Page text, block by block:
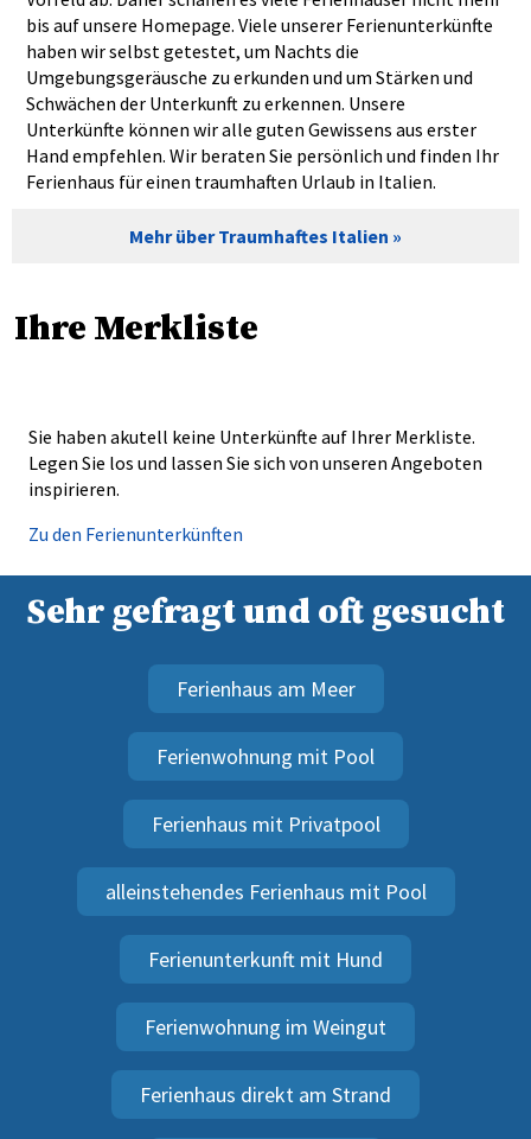
bis auf unsere Homepage. Viele unserer Ferienunterkünfte
haben wir selbst getestet, um Nachts die
Umgebungsgeräusche zu erkunden und um Stärken und
Schwächen der Unterkunft zu erkennen. Unsere
Unterkünfte können wir alle guten Gewissens aus erster
Hand empfehlen. Wir beraten Sie persönlich und finden Ihr
Ferienhaus für einen traumhaften Urlaub in Italien.
Mehr über Traumhaftes Italien
Ihre Merkliste
Sie haben akutell keine Unterkünfte auf Ihrer Merkliste.
Legen Sie los und lassen Sie sich von unseren Angeboten
inspirieren.
Zu den Ferienunterkünften
Sehr gefragt und oft gesucht
Ferienhaus am Meer
Ferienwohnung mit Pool
Ferienhaus mit Privatpool
alleinstehendes Ferienhaus mit Pool
Ferienunterkunft mit Hund
Ferienwohnung im Weingut
Ferienhaus direkt am Strand